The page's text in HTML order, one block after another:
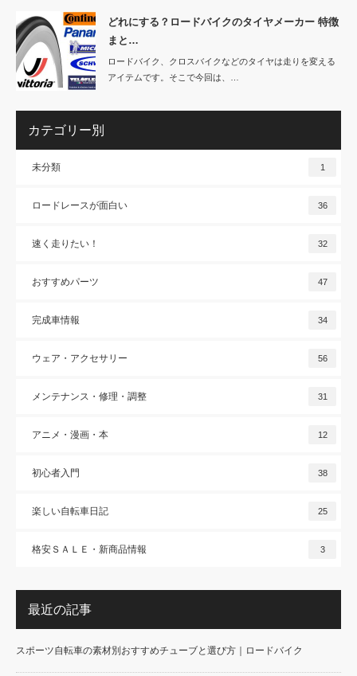
どれにする？ロードバイクのタイヤメーカー 特徴
まと…
ロードバイク、クロスバイクなどのタイヤは走りを変える
アイテムです。そこで今回は、…
カテゴリー別
未分類 1
ロードレースが面白い 36
速く走りたい！ 32
おすすめパーツ 47
完成車情報 34
ウェア・アクセサリー 56
メンテナンス・修理・調整 31
アニメ・漫画・本 12
初心者入門 38
楽しい自転車日記 25
格安ＳＡＬＥ・新商品情報 3
最近の記事
スポーツ自転車の素材別おすすめチューブと選び方｜ロードバイク